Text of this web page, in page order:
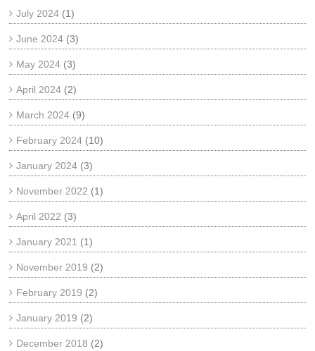
July 2024 (1)
June 2024 (3)
May 2024 (3)
April 2024 (2)
March 2024 (9)
February 2024 (10)
January 2024 (3)
November 2022 (1)
April 2022 (3)
January 2021 (1)
November 2019 (2)
February 2019 (2)
January 2019 (2)
December 2018 (2)